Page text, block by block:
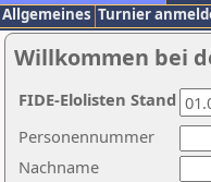
Allgemeines Turnier
Willkommen bei
Nachname
Personennummer
FIDE-Elolisten Stand